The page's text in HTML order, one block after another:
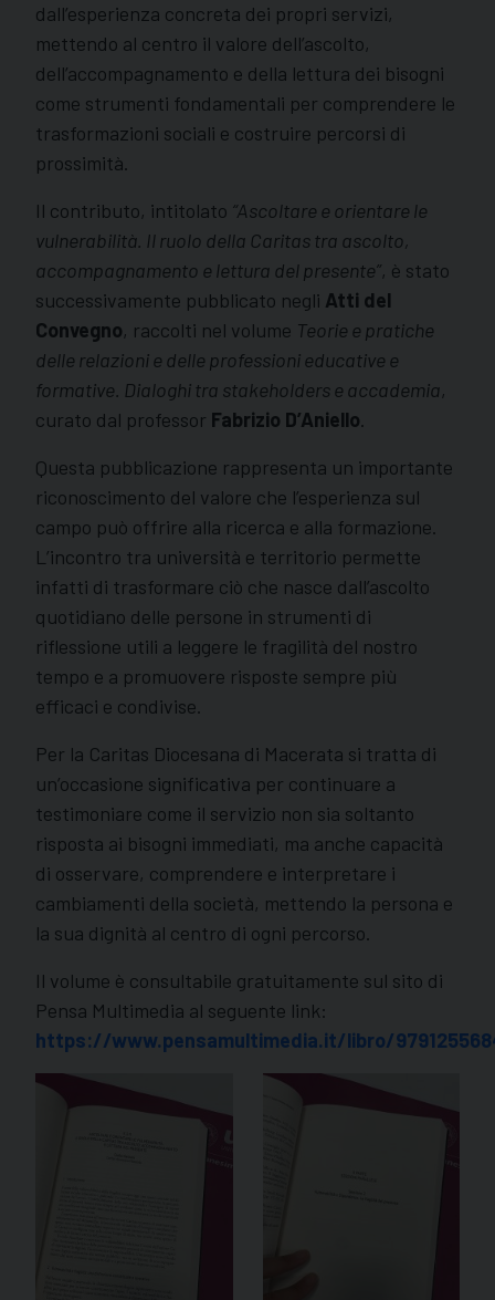
dall’esperienza concreta dei propri servizi,
mettendo al centro il valore dell’ascolto,
dell’accompagnamento e della lettura dei bisogni
come strumenti fondamentali per comprendere le
trasformazioni sociali e costruire percorsi di
prossimità.
Il contributo, intitolato “Ascoltare e orientare le
vulnerabilità. Il ruolo della Caritas tra ascolto,
accompagnamento e lettura del presente”, è stato
successivamente pubblicato negli Atti del
Convegno, raccolti nel volume Teorie e pratiche
delle relazioni e delle professioni educative e
formative. Dialoghi tra stakeholders e accademia,
curato dal professor Fabrizio D’Aniello.
Questa pubblicazione rappresenta un importante
riconoscimento del valore che l’esperienza sul
campo può offrire alla ricerca e alla formazione.
L’incontro tra università e territorio permette
infatti di trasformare ciò che nasce dall’ascolto
quotidiano delle persone in strumenti di
riflessione utili a leggere le fragilità del nostro
tempo e a promuovere risposte sempre più
efficaci e condivise.
Per la Caritas Diocesana di Macerata si tratta di
un’occasione significativa per continuare a
testimoniare come il servizio non sia soltanto
risposta ai bisogni immediati, ma anche capacità
di osservare, comprendere e interpretare i
cambiamenti della società, mettendo la persona e
la sua dignità al centro di ogni percorso.
Il volume è consultabile gratuitamente sul sito di
Pensa Multimedia al seguente link:
https://www.pensamultimedia.it/libro/